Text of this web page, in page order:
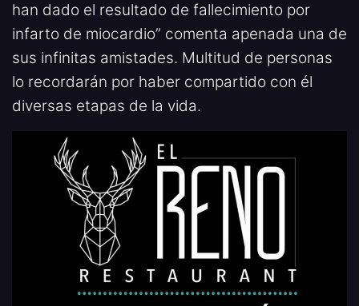
han dado el resultado de fallecimiento por
infarto de miocardio” comenta apenada una de
sus infinitas amistades. Multitud de personas
lo recordarán por haber compartido con él
diversas etapas de la vida.